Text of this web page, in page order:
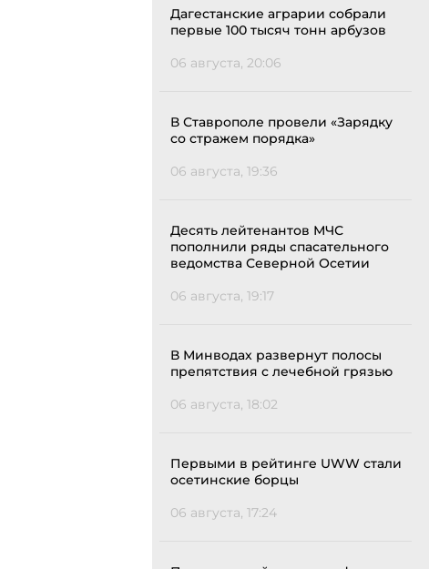
Дагестанские аграрии собрали
первые 100 тысяч тонн арбузов
06 августа, 20:06
В Ставрополе провели «Зарядку
со стражем порядка»
06 августа, 19:36
Десять лейтенантов МЧС
пополнили ряды спасательного
ведомства Северной Осетии
06 августа, 19:17
В Минводах развернут полосы
препятствия с лечебной грязью
06 августа, 18:02
Первыми в рейтинге UWW стали
осетинские борцы
06 августа, 17:24